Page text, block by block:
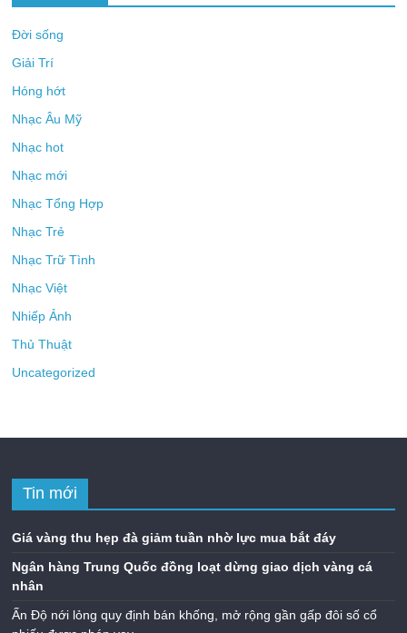
Đời sống
Giải Trí
Hóng hớt
Nhạc Âu Mỹ
Nhạc hot
Nhạc mới
Nhạc Tổng Hợp
Nhạc Trẻ
Nhạc Trữ Tình
Nhạc Việt
Nhiếp Ảnh
Thủ Thuật
Uncategorized
Tin mới
Giá vàng thu hẹp đà giảm tuần nhờ lực mua bắt đáy
Ngân hàng Trung Quốc đồng loạt dừng giao dịch vàng cá
nhân
Ấn Độ nới lỏng quy định bán khống, mở rộng gần gấp đôi số cổ